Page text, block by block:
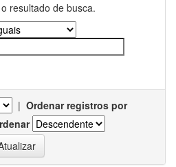
resultado de busca.
| Ordenar registros por